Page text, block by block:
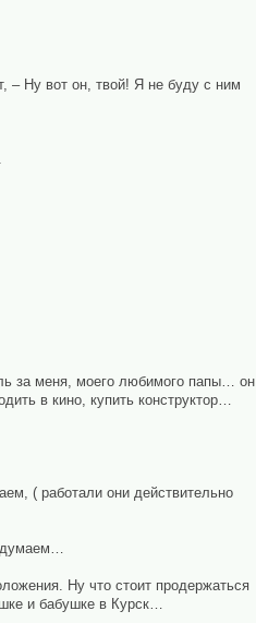
– Ну вот он, твой! Я не буду с ним
за меня, моего любимого папы… он
в кино, купить конструктор…
( работали они действительно
Ну что стоит продержаться
и бабушке в Курск…